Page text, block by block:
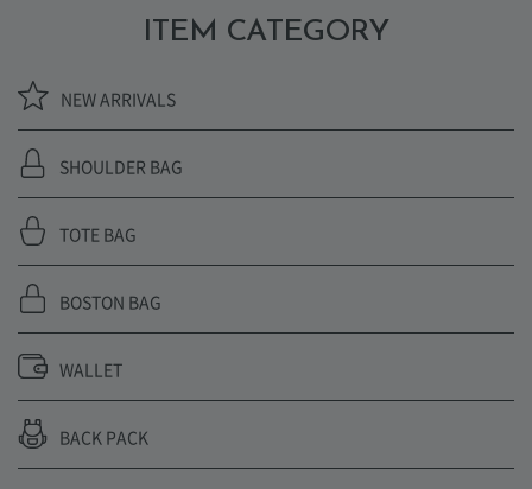
ITEM CATEGORY
NEW ARRIVALS
SHOULDER BAG
TOTE BAG
BOSTON BAG
WALLET
BACK PACK